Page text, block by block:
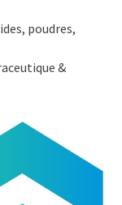
poudres,
&